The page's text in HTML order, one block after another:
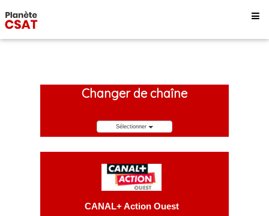
Changer de chaîne
Sélectionner
CANAL+ Action Ouest